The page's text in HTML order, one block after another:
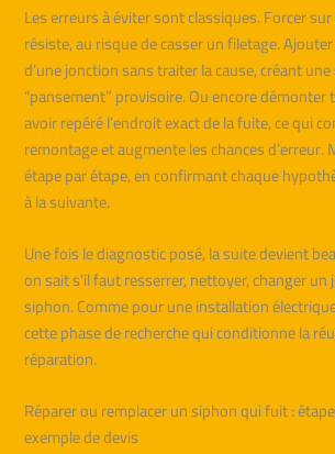
Les erreurs à éviter sont classiques. Forcer
résiste, au risque de casser un filetage.
d’une jonction sans traiter la cause, créant
“pansement” provisoire. Ou encore
avoir repéré l’endroit exact de la fuite, ce qui
remontage et augmente les chances d’erreur.
étape par étape, en confirmant chaque
à la suivante.
Une fois le diagnostic posé, la suite devient
on sait s’il faut resserrer, nettoyer, changer
siphon. Comme pour une installation
cette phase de recherche qui conditionne la
réparation.
Réparer ou remplacer un siphon qui fuit :
exemple de devis